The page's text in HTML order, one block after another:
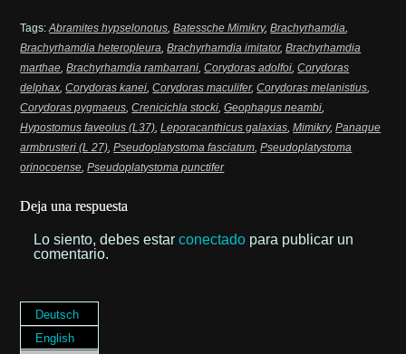
Tags:Abramites hypselonotus,Batessche Mimikry,Brachyrhamdia,
Brachyrhamdia heteropleura,Brachyrhamdia imitator,Brachyrhamdia
marthae,Brachyrhamdia rambarrani,Corydoras adolfoi,Corydoras
delphax,Corydoras kanei,Corydoras maculifer,Corydoras melanistius,
Corydoras pygmaeus,Crenicichla stocki,Geophagus neambi,
Hypostomus faveolus (L37),Leporacanthicus galaxias,Mimikry,Panaque
armbrusteri (L 27),Pseudoplatystoma fasciatum,Pseudoplatystoma
orinocoense,Pseudoplatystoma punctifer
Deja una respuesta
Lo siento, debes estarconectado para publicar un
comentario.
Deutsch
English